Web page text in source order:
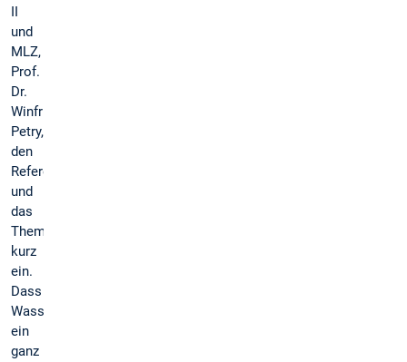
und
MLZ,
Prof.
Dr.
Winfried
Petry,
den
Referenten
und
das
Thema
kurz
ein.
Dass
Wasser
ein
ganz